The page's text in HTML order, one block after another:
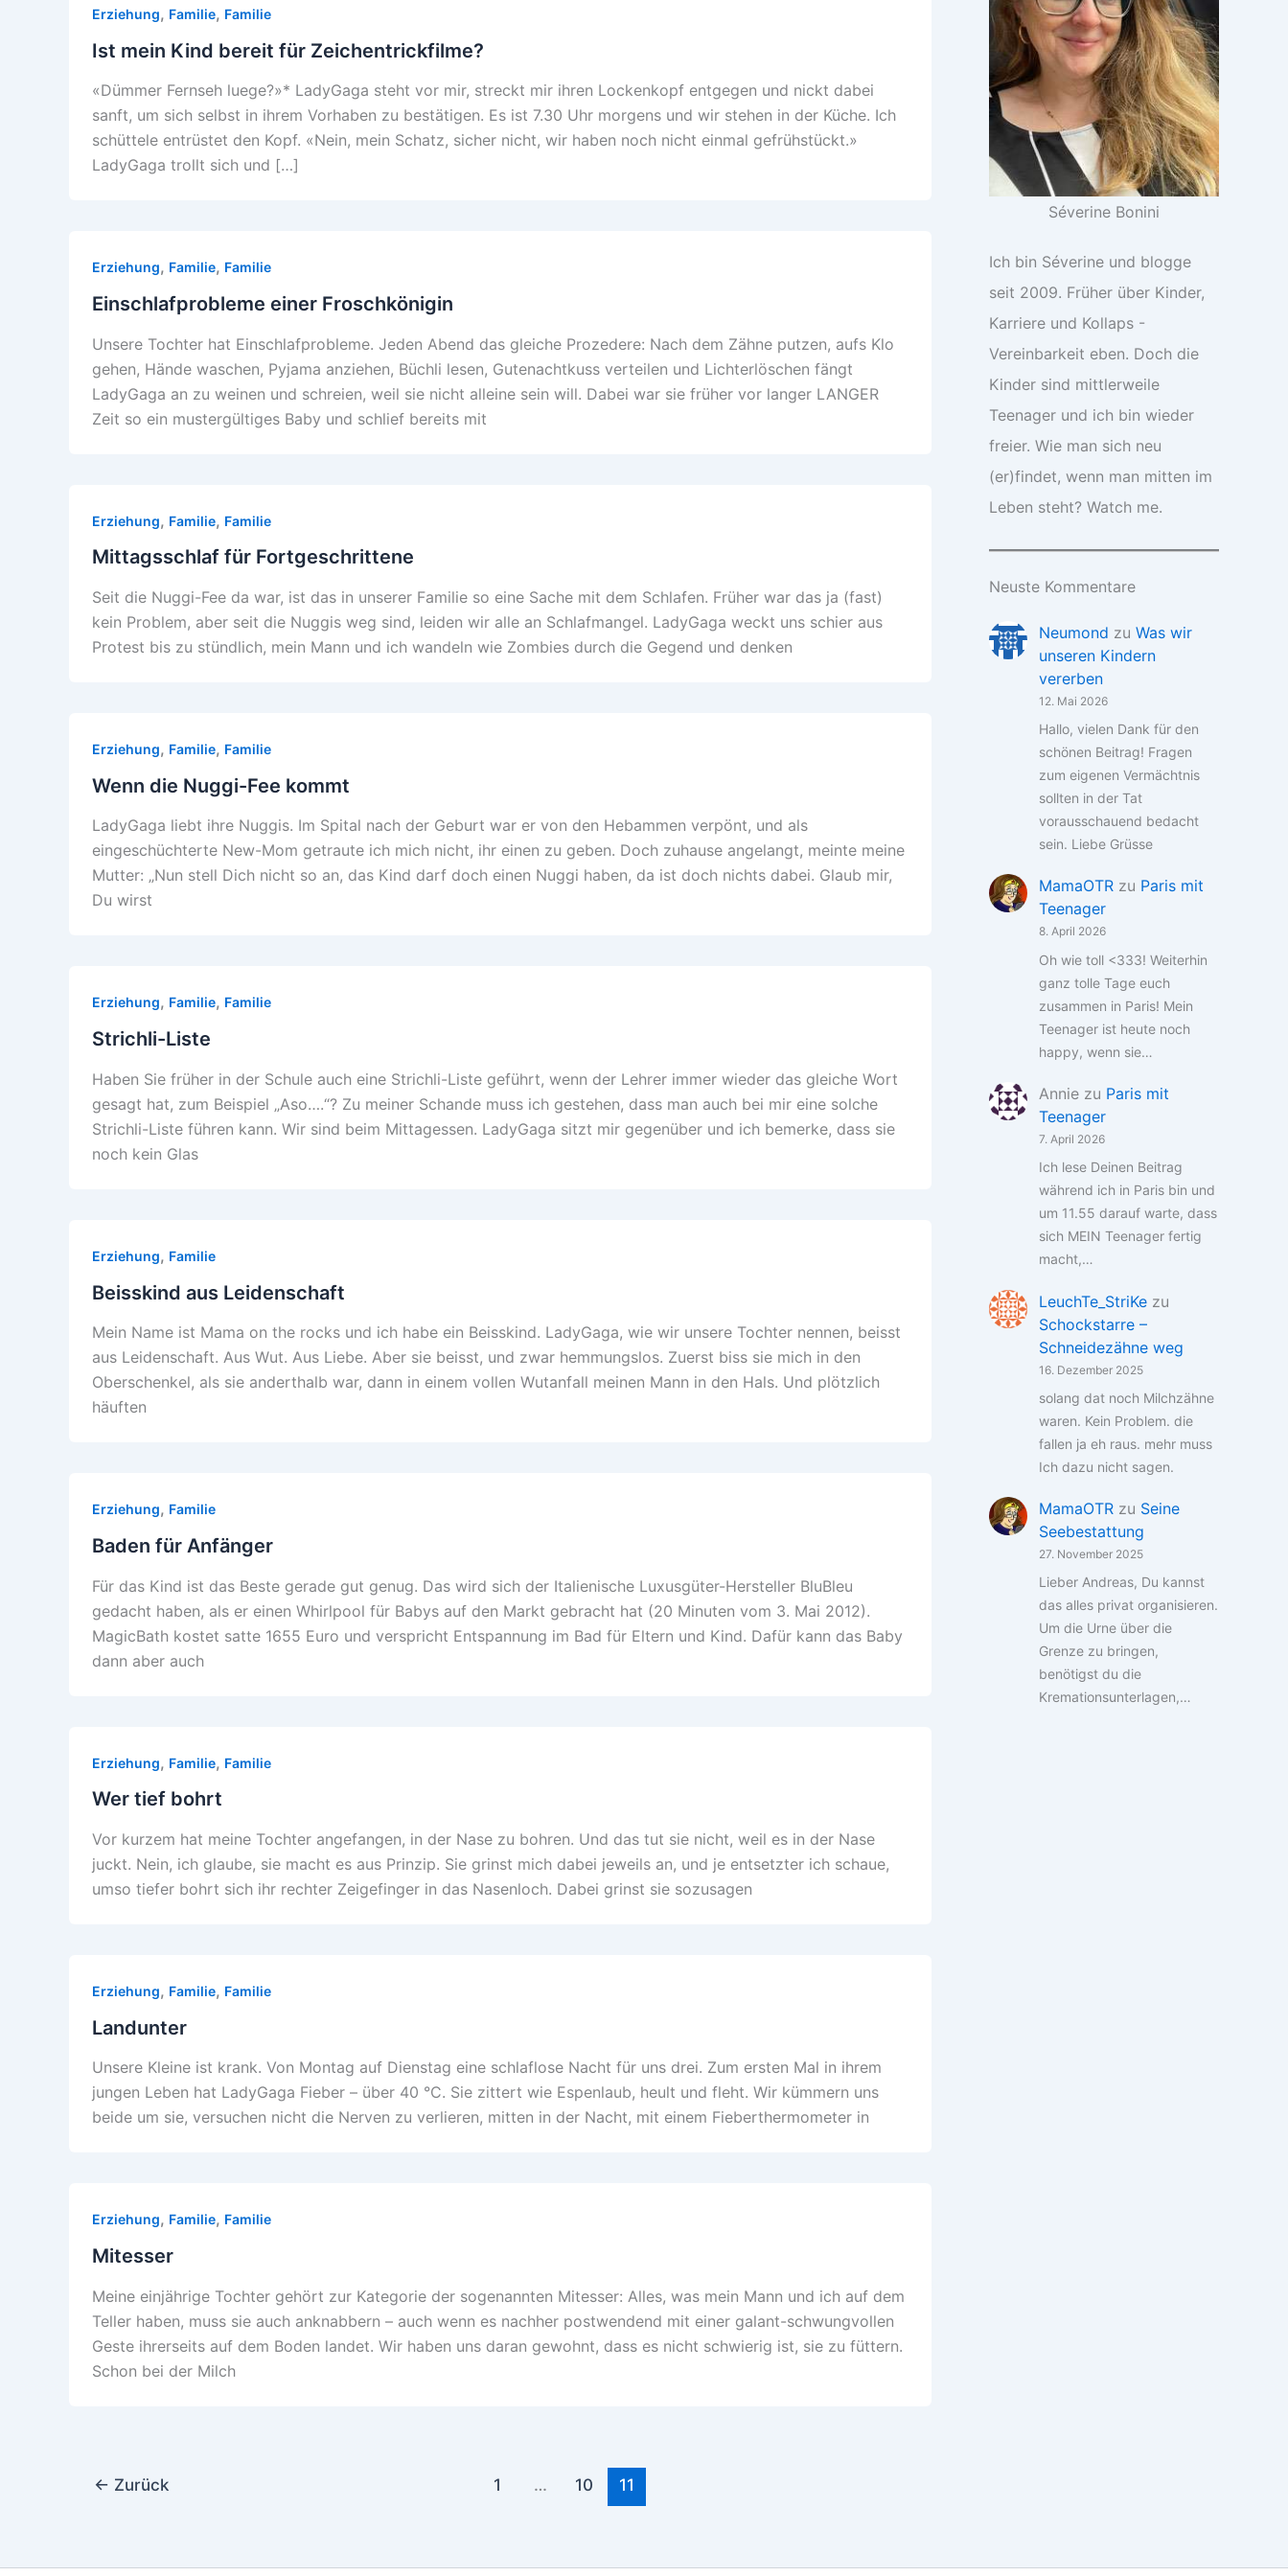
Erziehung, Familie, Familie
Ist mein Kind bereit für Zeichentrickfilme?
«Dümmer Fernseh luege?»* LadyGaga steht vor mir, streckt mir ihren Lockenkopf entgegen und nickt dabei
sanft, um sich selbst in ihrem Vorhaben zu bestätigen. Es ist 7.30 Uhr morgens und wir stehen in der Küche. Ich
schüttele entrüstet den Kopf. «Nein, mein Schatz, sicher nicht, wir haben noch nicht einmal gefrühstückt.»
LadyGaga trollt sich und […]
Erziehung, Familie, Familie
Einschlafprobleme einer Froschkönigin
Unsere Tochter hat Einschlafprobleme. Jeden Abend das gleiche Prozedere: Nach dem Zähne putzen, aufs Klo
gehen, Hände waschen, Pyjama anziehen, Büchli lesen, Gutenachtkuss verteilen und Lichterlöschen fängt
LadyGaga an zu weinen und schreien, weil sie nicht alleine sein will. Dabei war sie früher vor langer LANGER
Zeit so ein mustergültiges Baby und schlief bereits mit
Erziehung, Familie, Familie
Mittagsschlaf für Fortgeschrittene
Seit die Nuggi-Fee da war, ist das in unserer Familie so eine Sache mit dem Schlafen. Früher war das ja (fast)
kein Problem, aber seit die Nuggis weg sind, leiden wir alle an Schlafmangel. LadyGaga weckt uns schier aus
Protest bis zu stündlich, mein Mann und ich wandeln wie Zombies durch die Gegend und denken
Erziehung, Familie, Familie
Wenn die Nuggi-Fee kommt
LadyGaga liebt ihre Nuggis. Im Spital nach der Geburt war er von den Hebammen verpönt, und als
eingeschüchterte New-Mom getraute ich mich nicht, ihr einen zu geben. Doch zuhause angelangt, meinte meine
Mutter: „Nun stell Dich nicht so an, das Kind darf doch einen Nuggi haben, da ist doch nichts dabei. Glaub mir,
Du wirst
Erziehung, Familie, Familie
Strichli-Liste
Haben Sie früher in der Schule auch eine Strichli-Liste geführt, wenn der Lehrer immer wieder das gleiche Wort
gesagt hat, zum Beispiel „Aso….“? Zu meiner Schande muss ich gestehen, dass man auch bei mir eine solche
Strichli-Liste führen kann. Wir sind beim Mittagessen. LadyGaga sitzt mir gegenüber und ich bemerke, dass sie
noch kein Glas
Erziehung, Familie
Beisskind aus Leidenschaft
Mein Name ist Mama on the rocks und ich habe ein Beisskind. LadyGaga, wie wir unsere Tochter nennen, beisst
aus Leidenschaft. Aus Wut. Aus Liebe. Aber sie beisst, und zwar hemmungslos. Zuerst biss sie mich in den
Oberschenkel, als sie anderthalb war, dann in einem vollen Wutanfall meinen Mann in den Hals. Und plötzlich
häuften
Erziehung, Familie
Baden für Anfänger
Für das Kind ist das Beste gerade gut genug. Das wird sich der Italienische Luxusgüter-Hersteller BluBleu
gedacht haben, als er einen Whirlpool für Babys auf den Markt gebracht hat (20 Minuten vom 3. Mai 2012).
MagicBath kostet satte 1655 Euro und verspricht Entspannung im Bad für Eltern und Kind. Dafür kann das Baby
dann aber auch
Erziehung, Familie, Familie
Wer tief bohrt
Vor kurzem hat meine Tochter angefangen, in der Nase zu bohren. Und das tut sie nicht, weil es in der Nase
juckt. Nein, ich glaube, sie macht es aus Prinzip. Sie grinst mich dabei jeweils an, und je entsetzter ich schaue,
umso tiefer bohrt sich ihr rechter Zeigefinger in das Nasenloch. Dabei grinst sie sozusagen
Erziehung, Familie, Familie
Landunter
Unsere Kleine ist krank. Von Montag auf Dienstag eine schlaflose Nacht für uns drei. Zum ersten Mal in ihrem
jungen Leben hat LadyGaga Fieber – über 40 °C. Sie zittert wie Espenlaub, heult und fleht. Wir kümmern uns
beide um sie, versuchen nicht die Nerven zu verlieren, mitten in der Nacht, mit einem Fieberthermometer in
Erziehung, Familie, Familie
Mitesser
Meine einjährige Tochter gehört zur Kategorie der sogenannten Mitesser: Alles, was mein Mann und ich auf dem
Teller haben, muss sie auch anknabbern – auch wenn es nachher postwendend mit einer galant-schwungvollen
Geste ihrerseits auf dem Boden landet. Wir haben uns daran gewohnt, dass es nicht schwierig ist, sie zu füttern.
Schon bei der Milch
← Zurück 1 … 10 11
Séverine Bonini
Ich bin Séverine und blogge
seit 2009. Früher über Kinder,
Karriere und Kollaps -
Vereinbarkeit eben. Doch die
Kinder sind mittlerweile
Teenager und ich bin wieder
freier. Wie man sich neu
(er)findet, wenn man mitten im
Leben steht? Watch me.
Neuste Kommentare
Neumond zu Was wir
unseren Kindern
vererben
12. Mai 2026
Hallo, vielen Dank für den
schönen Beitrag! Fragen
zum eigenen Vermächtnis
sollten in der Tat
vorausschauend bedacht
sein. Liebe Grüsse
MamaOTR zu Paris mit
Teenager
8. April 2026
Oh wie toll <333! Weiterhin
ganz tolle Tage euch
zusammen in Paris! Mein
Teenager ist heute noch
happy, wenn sie…
Annie zu Paris mit
Teenager
7. April 2026
Ich lese Deinen Beitrag
während ich in Paris bin und
um 11.55 darauf warte, dass
sich MEIN Teenager fertig
macht,…
LeuchTe_StriKe zu
Schockstarre –
Schneidezähne weg
16. Dezember 2025
solang dat noch Milchzähne
waren. Kein Problem. die
fallen ja eh raus. mehr muss
Ich dazu nicht sagen.
MamaOTR zu Seine
Seebestattung
27. November 2025
Lieber Andreas, Du kannst
das alles privat organisieren.
Um die Urne über die
Grenze zu bringen,
benötigst du die
Kremationsunterlagen,…